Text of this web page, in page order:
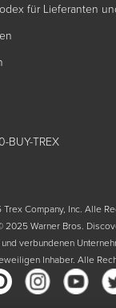
für Lieferanten
BUY-TREX
Company, Inc. Alle
Warner Bros.
verbundenen
Inhaber. Alle